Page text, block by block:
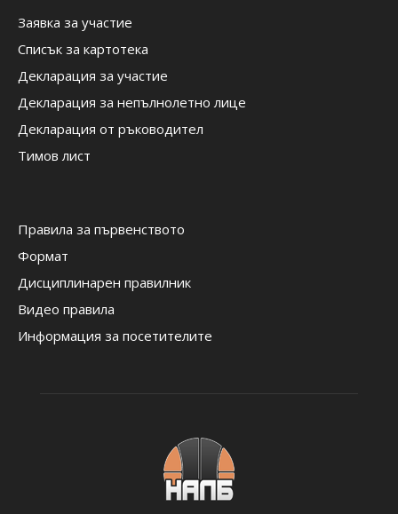
Заявка за участие
Списък за картотека
Декларация за участие
Декларация за непълнолетно лице
Декларация от ръководител
Тимов лист
Правила за първенството
Формат
Дисциплинарен правилник
Видео правила
Информация за посетителите